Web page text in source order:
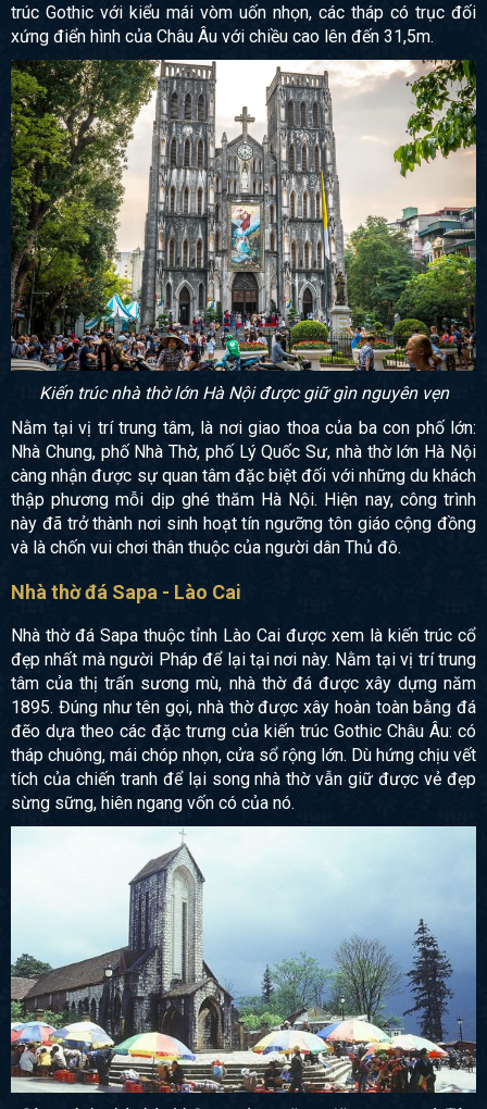
trúc Gothic với kiểu mái vòm uốn nhọn, các tháp có trục đối
xứng điển hình của Châu Âu với chiều cao lên đến 31,5m.
Kiến trúc nhà thờ lớn Hà Nội được giữ gìn nguyên vẹn
Nằm tại vị trí trung tâm, là nơi giao thoa của ba con phố lớn:
Nhà Chung, phố Nhà Thờ, phố Lý Quốc Sư, nhà thờ lớn Hà Nội
càng nhận được sự quan tâm đặc biệt đối với những du khách
thập phương mỗi dịp ghé thăm Hà Nội. Hiện nay, công trình
này đã trở thành nơi sinh hoạt tín ngưỡng tôn giáo cộng đồng
và là chốn vui chơi thân thuộc của người dân Thủ đô.
Nhà thờ đá Sapa - Lào Cai
Nhà thờ đá Sapa thuộc tỉnh Lào Cai được xem là kiến trúc cổ
đẹp nhất mà người Pháp để lại tại nơi này. Nằm tại vị trí trung
tâm của thị trấn sương mù, nhà thờ đá được xây dựng năm
1895. Đúng như tên gọi, nhà thờ được xây hoàn toàn bằng đá
đẽo dựa theo các đặc trưng của kiến trúc Gothic Châu Âu: có
tháp chuông, mái chóp nhọn, cửa sổ rộng lớn. Dù hứng chịu vết
tích của chiến tranh để lại song nhà thờ vẫn giữ được vẻ đẹp
sừng sững, hiên ngang vốn có của nó.